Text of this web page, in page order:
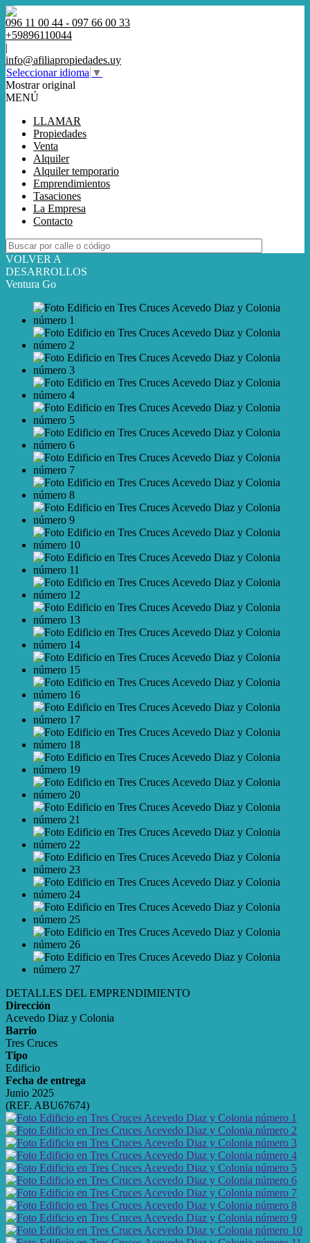
096 11 00 44 - 097 66 00 33
+59896110044
|
info@afiliapropiedades.uy
Seleccionar idioma ▼
Mostrar original
MENÚ
LLAMAR
Propiedades
Venta
Alquiler
Alquiler temporario
Emprendimientos
Tasaciones
La Empresa
Contacto
VOLVER A
DESARROLLOS
Ventura Go
DETALLES DEL EMPRENDIMIENTO
Dirección
Acevedo Diaz y Colonia
Barrio
Tres Cruces
Tipo
Edificio
Fecha de entrega
Junio 2025
(REF. ABU67674)